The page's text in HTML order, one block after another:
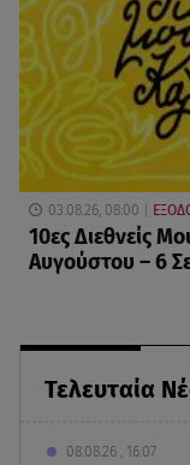
Τελευταία
08.08.26 , 16:07
03.08.26, 08:00
10ες Διεθνείς
Αυγούστου – 6